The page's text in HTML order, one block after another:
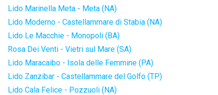
Lido Marinella Meta - Meta (NA)
Lido Moderno - Castellammare di Stabia (NA)
Lido Le Macchie - Monopoli (BA)
Rosa Dei Venti - Vietri sul Mare (SA)
Lido Maracaibo - Isola delle Femmine (PA)
Lido Zanzibar - Castellammare del Golfo (TP)
Lido Cala Felice - Pozzuoli (NA)